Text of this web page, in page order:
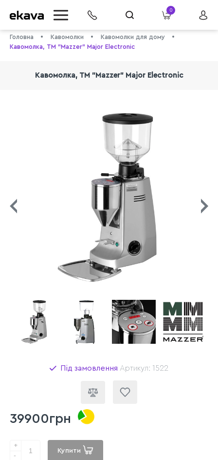
0
Головна Кавомолки
Кавомолки для дому
Кавомолка, ТМ "Mazzer" Major Electronic
Кавомолка, ТМ "Mazzer" Major Electronic
Під замовлення Артикул: 1522
39900грн
+
-
Купити